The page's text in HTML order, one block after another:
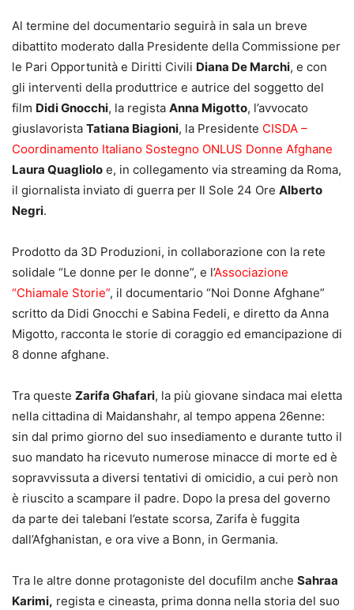
Al termine del documentario seguirà in sala un breve
dibattito moderato dalla Presidente della Commissione per
le Pari Opportunità e Diritti Civili Diana De Marchi, e con
gli interventi della produttrice e autrice del soggetto del
film Didi Gnocchi, la regista Anna Migotto, l’avvocato
giuslavorista Tatiana Biagioni, la Presidente CISDA –
Coordinamento Italiano Sostegno ONLUS Donne Afghane
Laura Quagliolo e, in collegamento via streaming da Roma,
il giornalista inviato di guerra per Il Sole 24 Ore Alberto
Negri.
Prodotto da 3D Produzioni, in collaborazione con la rete
solidale “Le donne per le donne”, e l’Associazione
“Chiamale Storie”, il documentario “Noi Donne Afghane”
scritto da Didi Gnocchi e Sabina Fedeli, e diretto da Anna
Migotto, racconta le storie di coraggio ed emancipazione di
8 donne afghane.
Tra queste Zarifa Ghafari, la più giovane sindaca mai eletta
nella cittadina di Maidanshahr, al tempo appena 26enne:
sin dal primo giorno del suo insediamento e durante tutto il
suo mandato ha ricevuto numerose minacce di morte ed è
sopravvissuta a diversi tentativi di omicidio, a cui però non
è riuscito a scampare il padre. Dopo la presa del governo
da parte dei talebani l’estate scorsa, Zarifa è fuggita
dall’Afghanistan, e ora vive a Bonn, in Germania.
Tra le altre donne protagoniste del docufilm anche Sahraa
Karimi, regista e cineasta, prima donna nella storia del suo